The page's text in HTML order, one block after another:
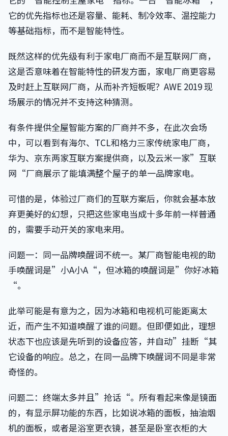
它的优先指标也还是容量、能耗、制冷效率、温控能力
等基础指标，而不是智能特性。
既然这样的优先级有利于家电厂商而不是互联网厂商，
这是否意味着在智能特性的研发方面，家电厂商更容易
及时赶上互联网厂商，从而补齐短板呢？AWE 2019 现
场展示的情况并不支持这种猜测。
有条件提供全屋智能方案的厂商并不多，在此次会场
中，可以看到有海尔、TCL和格力三家传统家电厂商，
华为、京东两家互联方案提供商，以及云米一家”互联
网“厂商展示了能填满整个屋子的单一品牌家电。
可惜的是，体验过厂商们的互联方案后，你就会基本放
弃更美好的幻想，只把这些家电当成十多年前一样普通
的，需要手动开关的家电来用。
问题一：同一品牌唤醒词不统一。某厂商智能电视的助
手唤醒词是”小A小A“，但冰箱的唤醒词是”你好冰箱
“。
此举可能是有意为之，因为冰箱和电视机可能距离太
近，而产生不知道唤醒了谁的问题。但即便如此，理想
状态下也应该是先听到的设备应答，并自动”挂断“其
它设备的响应。总之，在同一品牌下唤醒词不同是非常
奇怪的。
问题二：终端太多并且”抢话“。所有看起来像是镜面
的，有显示屏功能的东西，比如说冰箱的面板，抽油烟
机的面板，或者是浴室更衣镜，甚至是卧室衣柜的大